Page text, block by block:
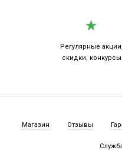
Регулярные акции,
скидки, конкурсы
Магазин Отзывы